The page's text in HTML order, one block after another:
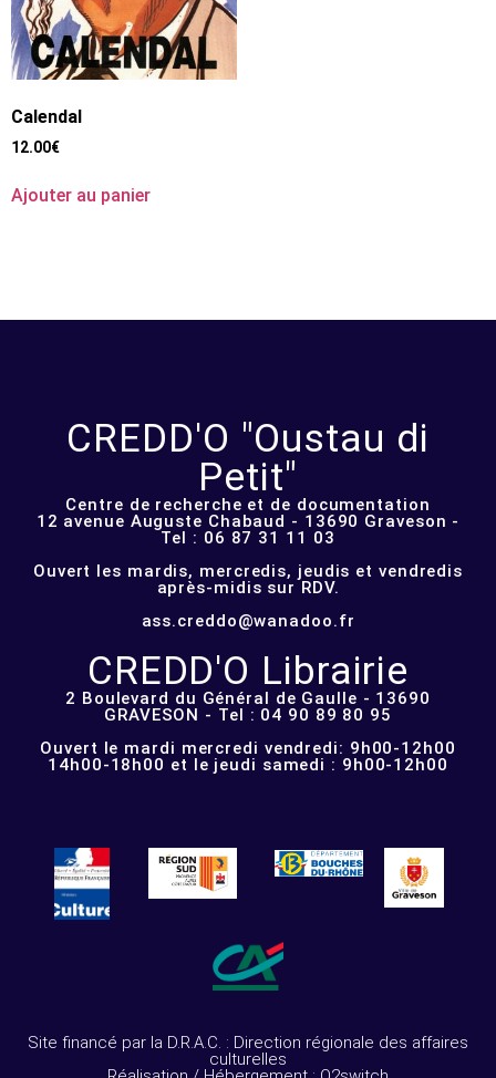
Calendal
12.00€
Ajouter au panier
CREDD'O "Oustau di
Petit"
Centre de recherche et de documentation
12 avenue Auguste Chabaud - 13690 Graveson -
Tel : 06 87 31 11 03
Ouvert les mardis, mercredis, jeudis et vendredis
après-midis sur RDV.
ass.creddo@wanadoo.fr
CREDD'O Librairie
2 Boulevard du Général de Gaulle - 13690
GRAVESON - Tel : 04 90 89 80 95
Ouvert le mardi mercredi vendredi: 9h00-12h00
14h00-18h00 et le jeudi samedi : 9h00-12h00
Site financé par la D.R.A.C. : Direction régionale des affaires
culturelles